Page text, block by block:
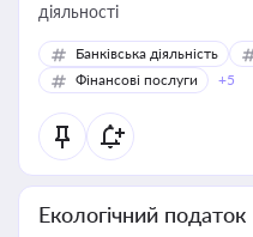
діяльності
Банківська діяльність
Фінансові послуги
+5
Екологічний податок